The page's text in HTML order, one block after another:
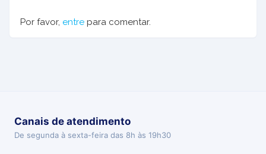
Por favor, entre para comentar.
Canais de atendimento
De segunda à sexta-feira das 8h às 19h30